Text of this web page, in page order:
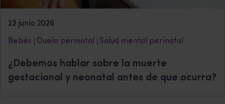
23 junio 2026
Bebés Duelo perinatal Salud mental perinatal
¿Debemos hablar sobre la muerte
gestacional y neonatal antes de que ocurra?